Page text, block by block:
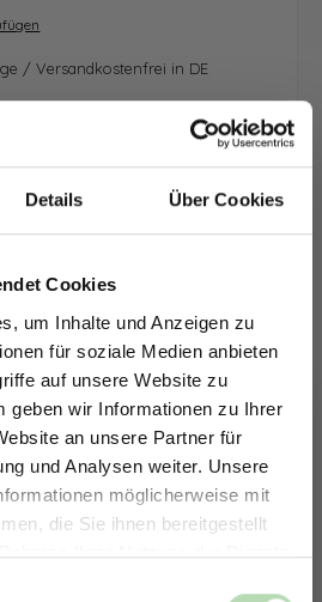
Details Über Cookies
Cookies
um Inhalte und Anzeigen zu
für soziale Medien anbieten
auf unsere Website zu
geben wir Informationen zu Ihrer
an unsere Partner für
und Analysen weiter. Unsere
möglicherweise mit
die Sie ihnen bereitgestellt
Ihrer Nutzung der Dienste
/ Versandkostenfrei in DE
5% RABATT AUF
RÜCKWÄNDE